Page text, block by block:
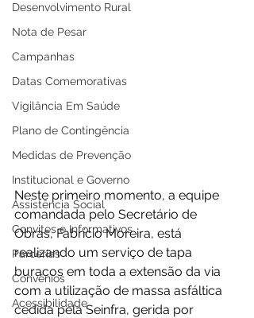
Desenvolvimento Rural
Nota de Pesar
Campanhas
Datas Comemorativas
Vigilância Em Saúde
Plano de Contingência
Medidas de Prevenção
Institucional e Governo
Assistência Social
Convites e Informativos
Parcerias
Convênios
Acessibilidade
Neste primeiro momento, a equipe
comandada pelo Secretário de
Obras, Fabrício Moreira, está
realizando um serviço de tapa
buracos em toda a extensão da via
com a utilização de massa asfáltica
cedida pela Seinfra, gerida por